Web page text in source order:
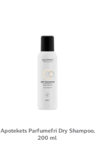
Apotekets Parfumefri Dry Shampoo,
200 ml